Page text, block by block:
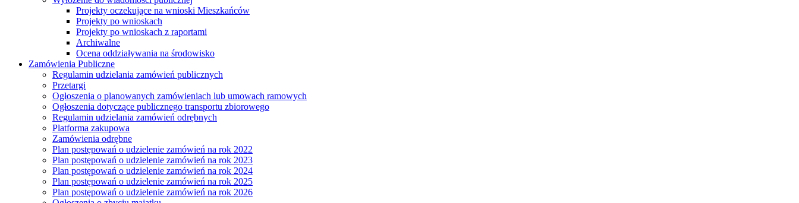
Projekty oczekujące na wnioski Mieszkańców
Projekty po wnioskach
Projekty po wnioskach z raportami
Archiwalne
Ocena oddziaływania na środowisko
Zamówienia Publiczne
Regulamin udzielania zamówień publicznych
Przetargi
Ogłoszenia o planowanych zamówieniach lub umowach ramowych
Ogłoszenia dotyczące publicznego transportu zbiorowego
Regulamin udzielania zamówień odrębnych
Platforma zakupowa
Zamówienia odrębne
Plan postępowań o udzielenie zamówień na rok 2022
Plan postępowań o udzielenie zamówień na rok 2023
Plan postępowań o udzielenie zamówień na rok 2024
Plan postępowań o udzielenie zamówień na rok 2025
Plan postępowań o udzielenie zamówień na rok 2026